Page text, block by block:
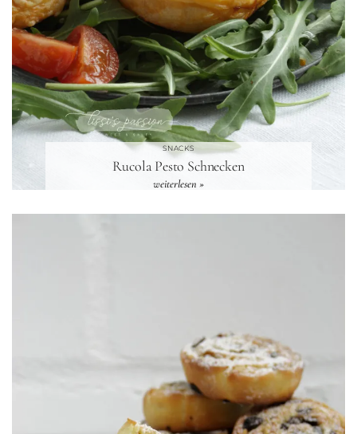
SNACKS
Rucola Pesto Schnecken
weiterlesen »